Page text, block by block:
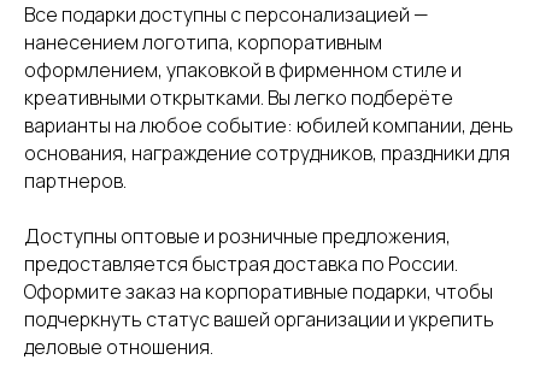
Все подарки доступны с персонализацией —
нанесением логотипа, корпоративным
оформлением, упаковкой в фирменном стиле и
креативными открытками. Вы легко подберёте
варианты на любое событие: юбилей компании, день
основания, награждение сотрудников, праздники для
партнеров.
Доступны оптовые и розничные предложения,
предоставляется быстрая доставка по России.
Оформите заказ на корпоративные подарки, чтобы
подчеркнуть статус вашей организации и укрепить
деловые отношения.